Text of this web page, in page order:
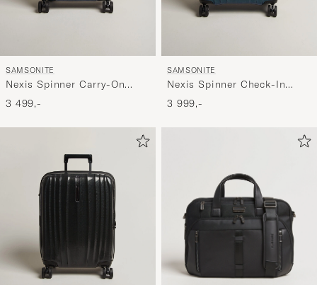
SAMSONITE
Nexis Spinner Carry-On
Deep Patrol
3 499,-
SAMSONITE
Nexis Spinner Check-In
Deep Patrol
3 999,-